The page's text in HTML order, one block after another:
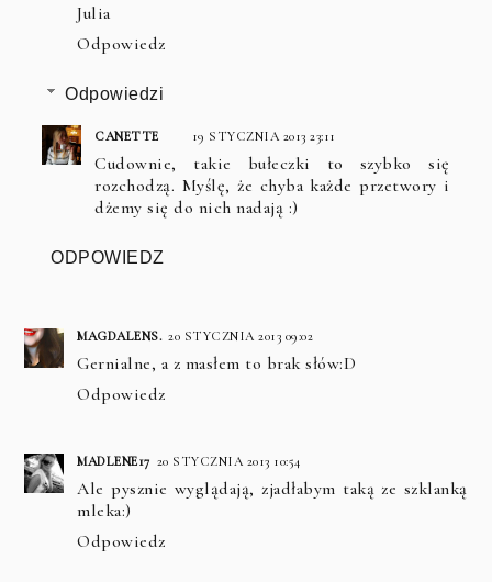
Julia
Odpowiedz
Odpowiedzi
CANETTE 19 STYCZNIA 2013 23:11
Cudownie, takie bułeczki to szybko się
rozchodzą. Myślę, że chyba każde przetwory i
dżemy się do nich nadają :)
ODPOWIEDZ
MAGDALENS. 20 STYCZNIA 2013 09:02
Gernialne, a z masłem to brak słów:D
Odpowiedz
MADLENE17 20 STYCZNIA 2013 10:54
Ale pysznie wyglądają, zjadłabym taką ze szklanką
mleka:)
Odpowiedz